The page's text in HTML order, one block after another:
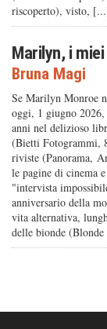
riscoperto), visto,
Marilyn, i
Bruna Magi
Se Marilyn Monroe
oggi, 1 giugno
anni nel delizioso
(Bietti Fotogrammi,
riviste (Panorama,
le pagine di cinema
"intervista
anniversario della
vita alternativa,
delle bionde